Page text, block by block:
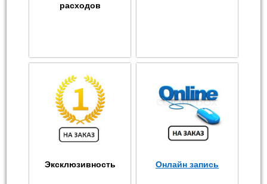
расходов
Эксклюзивность Онлайн запись